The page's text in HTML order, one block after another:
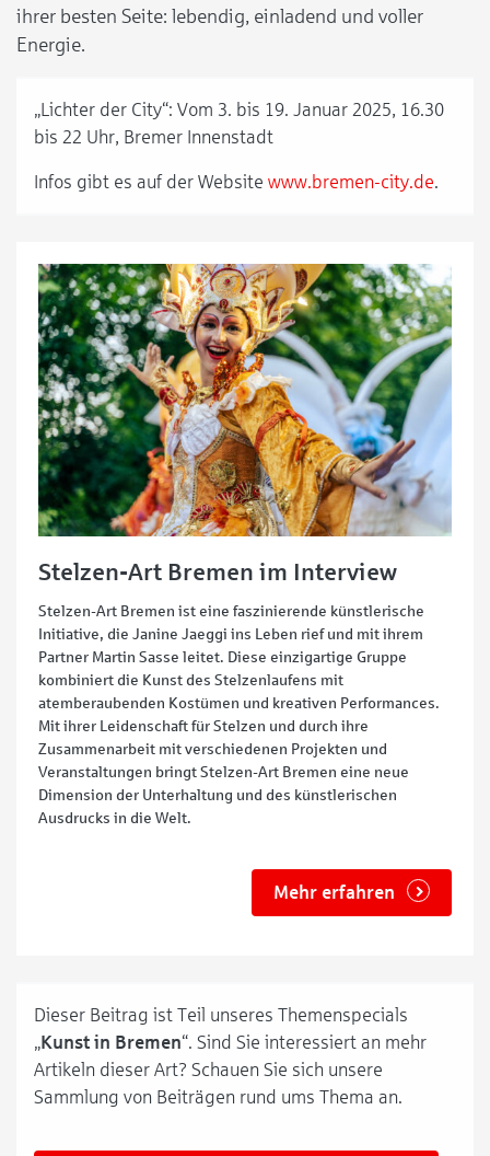
ihrer besten Seite: lebendig, einladend und voller
Energie.
„Lichter der City“: Vom 3. bis 19. Januar 2025, 16.30
bis 22 Uhr, Bremer Innenstadt
Infos gibt es auf der Website www.bremen-city.de.
Stelzen-Art Bremen im Interview
Stelzen-Art Bremen ist eine faszinierende künstlerische
Initiative, die Janine Jaeggi ins Leben rief und mit ihrem
Partner Martin Sasse leitet. Diese einzigartige Gruppe
kombiniert die Kunst des Stelzenlaufens mit
atemberaubenden Kostümen und kreativen Performances.
Mit ihrer Leidenschaft für Stelzen und durch ihre
Zusammenarbeit mit verschiedenen Projekten und
Veranstaltungen bringt Stelzen-Art Bremen eine neue
Dimension der Unterhaltung und des künstlerischen
Ausdrucks in die Welt.
Mehr erfahren
Dieser Beitrag ist Teil unseres Themenspecials
„Kunst in Bremen“. Sind Sie interessiert an mehr
Artikeln dieser Art? Schauen Sie sich unsere
Sammlung von Beiträgen rund ums Thema an.